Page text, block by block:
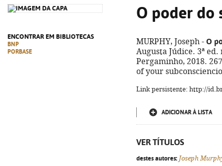
ENCONTRAR EM BIBLIOTECAS
BNP
PORBASE
O poder do
MURPHY, Joseph - O
Augusta Júdice. 3ª
Pergaminho, 2018.
of your
Link persistente: http://
ADICIONAR À LISTA
VER TÍTULOS
destes autores: Joseph